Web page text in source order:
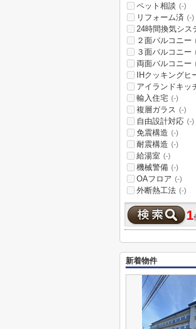
ペット相談 (-)
リフォーム済 (-)
24時間換気シス
２面バルコニー
３面バルコニー
両面バルコニー
IHクッキングヒ
アイランドキッ
輸入住宅 (-)
複層ガラス (-)
自由設計対応 (-)
免震構造 (-)
耐震構造 (-)
給湯室 (-)
機械警備 (-)
OAフロア (-)
外断熱工法 (-)
1
新着物件